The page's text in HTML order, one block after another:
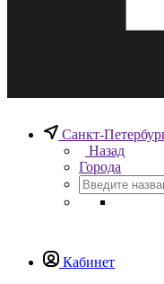
Санкт-
Назад
Города
Кабинет